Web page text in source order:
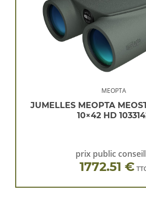
MEOPTA
JUMELLES MEOPTA
10×42 HD
prix public
1772.51 €